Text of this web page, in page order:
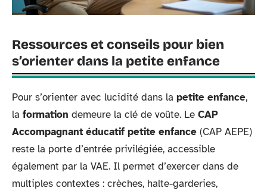
Ressources et conseils pour bien
s’orienter dans la petite enfance
Pour s’orienter avec lucidité dans la petite enfance,
la formation demeure la clé de voûte. Le CAP
Accompagnant éducatif petite enfance (CAP AEPE)
reste la porte d’entrée privilégiée, accessible
également par la VAE. Il permet d’exercer dans de
multiples contextes : crèches, halte-garderies,